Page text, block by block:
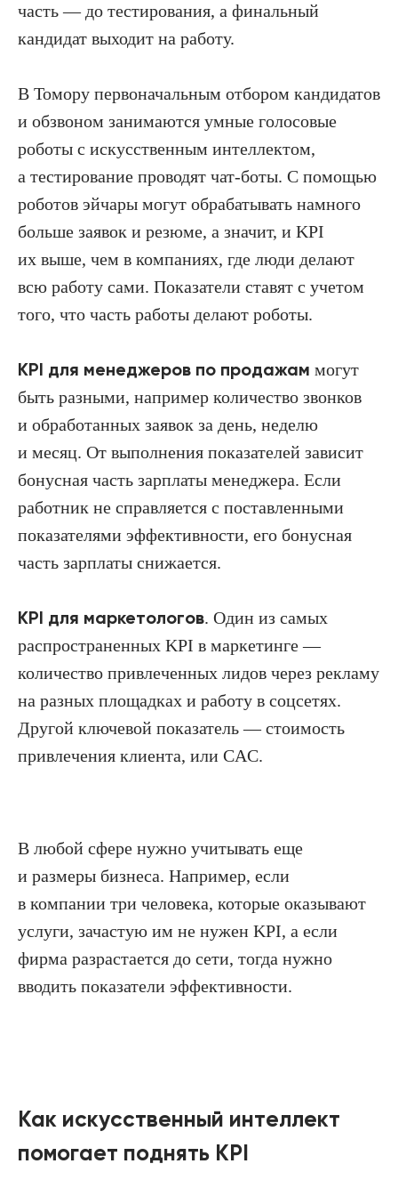
часть — до тестирования, а финальный
кандидат выходит на работу.
В Томору первоначальным отбором кандидатов
и обзвоном занимаются умные голосовые
роботы с искусственным интеллектом,
а тестирование проводят чат-боты. С помощью
роботов эйчары могут обрабатывать намного
больше заявок и резюме, а значит, и KPI
их выше, чем в компаниях, где люди делают
всю работу сами. Показатели ставят с учетом
того, что часть работы делают роботы.
KPI для менеджеров по продажам могут
быть разными, например количество звонков
и обработанных заявок за день, неделю
и месяц. От выполнения показателей зависит
бонусная часть зарплаты менеджера. Если
работник не справляется с поставленными
показателями эффективности, его бонусная
часть зарплаты снижается.
KPI для маркетологов. Один из самых
распространенных KPI в маркетинге —
количество привлеченных лидов через рекламу
на разных площадках и работу в соцсетях.
Другой ключевой показатель — стоимость
привлечения клиента, или CAС.
В любой сфере нужно учитывать еще
и размеры бизнеса. Например, если
в компании три человека, которые оказывают
услуги, зачастую им не нужен KPI, а если
фирма разрастается до сети, тогда нужно
вводить показатели эффективности.
Как искусственный интеллект
помогает поднять KPI